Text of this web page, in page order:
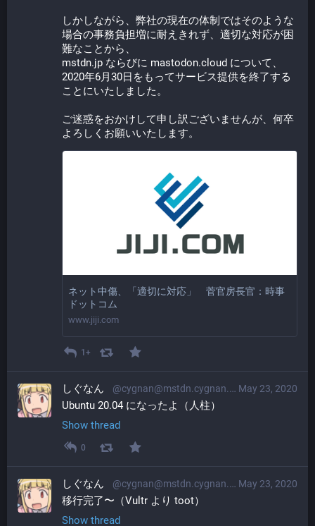
しかしながら、弊社の現在の体制ではそのような
場合の事務負担増に耐えきれず、適切な対応が困
難なことから、
mstdn.jp ならびに mastodon.cloud について、
2020年6月30日をもってサービス提供を終了する
ことにいたしました。
ご迷惑をおかけして申し訳ございませんが、何卒
よろしくお願いいたします。
ネット中傷、「適切に対応」 菅官房長官：時事
ドットコム
www.jiji.com
1+
May 23, 2020
しぐなん @cygnan@mstdn.cygnan.com
Ubuntu 20.04 になったよ（人柱）
Show thread
0
May 23, 2020
しぐなん @cygnan@mstdn.cygnan.com
移行完了〜（Vultr より toot）
Show thread